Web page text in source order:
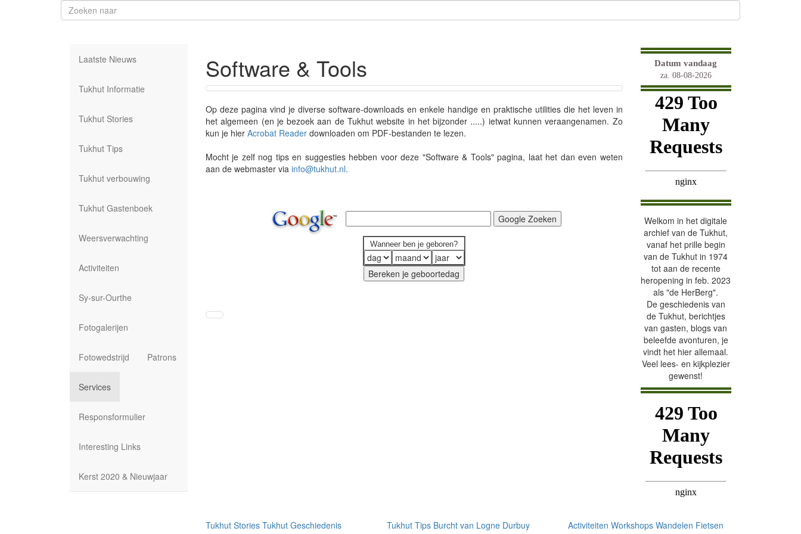
Laatste Nieuws
Tukhut Informatie
Tukhut Stories
Tukhut Tips
Tukhut verbouwing
Tukhut Gastenboek
Weersverwachting
Activiteiten
Sy-sur-Ourthe
Fotogalerijen
Fotowedstrijd Patrons
Services
Responsformulier
Interesting Links
Kerst 2020 & Nieuwjaar
Software & Tools
Op deze pagina vind je diverse software-downloads en enkele handige en praktische utilities die het leven in
het algemeen (en je bezoek aan de Tukhut website in het bijzonder .....) ietwat kunnen veraangenamen. Zo
kun je hier Acrobat Reader downloaden om PDF-bestanden te lezen.
Mocht je zelf nog tips en suggesties hebben voor deze "Software & Tools" pagina, laat het dan even weten
aan de webmaster via info@tukhut.nl.
Wanneer ben je geboren?
Datum vandaag
za. 08-08-2026
Welkom in het digitale
archief van de Tukhut,
vanaf het prille begin
van de Tukhut in 1974
tot aan de recente
heropening in feb. 2023
als "de HerBerg".
De geschiedenis van
de Tukhut, berichtjes
van gasten, blogs van
beleefde avonturen, je
vindt het hier allemaal.
Veel lees- en kijkplezier
gewenst!
Tukhut Stories Tukhut Geschiedenis
Tukhut Tips Burcht van Logne Durbuy
Activiteiten Workshops Wandelen Fietsen